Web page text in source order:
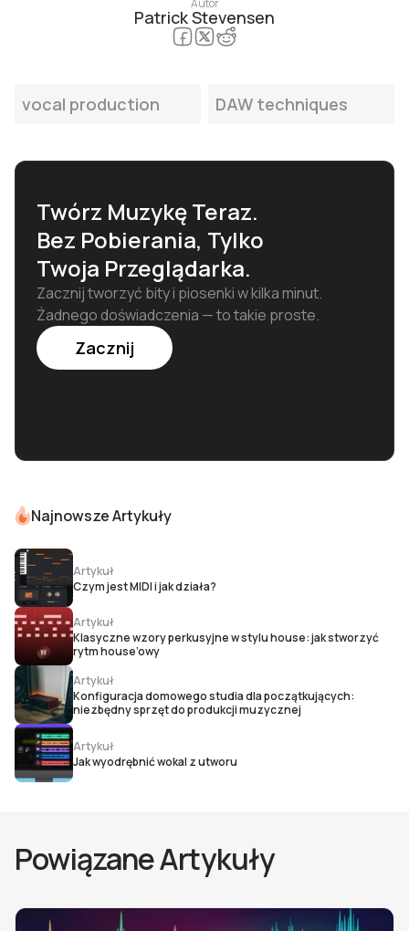
XLR do zewnętrznego interfejsu audio (karty
dźwiękowej) podłączonego do komputera
MP3 przy 320 kb/s — zapewnia on niemal
przezroczystą jakość przy rozsądnych
Autor
Patrick Stevensen
vocal production DAW techniques
Twórz Muzykę Teraz.
Bez Pobierania, Tylko
Twoja Przeglądarka.
Zacznij tworzyć bity i piosenki w kilka minut.
Żadnego doświadczenia — to takie proste.
Zacznij
Najnowsze Artykuły
Artykuł
Czym jest MIDI i jak działa?
Artykuł
Klasyczne wzory perkusyjne w stylu house: jak stworzyć
rytm house’owy
Artykuł
Konfiguracja domowego studia dla początkujących:
niezbędny sprzęt do produkcji muzycznej
Artykuł
Jak wyodrębnić wokal z utworu
Powiązane Artykuły